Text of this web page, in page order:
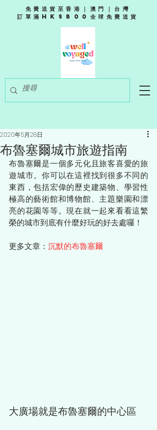
免費送貨至香港｜澳門｜台灣
訂單滿HK$800全球免費送貨
布魯塞爾城市旅遊指南
2020年5月28日
布魯塞爾是一個多元化且旅客喜愛的旅
遊城市。你可以在這裡找到很多不同的
東西，包括宏偉的歷史建築物、學習性
極高的藝術館和博物館、主題樂園和漂
亮的花園等等。現在就一起來看看這繁
榮的城市到底有什麼好玩的好去處囉！
更多文章： 沉默的布魯塞爾
大廣場就是布魯塞爾的中心區